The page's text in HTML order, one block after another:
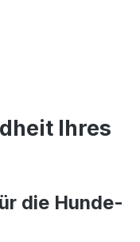
Ihres
die Hunde-